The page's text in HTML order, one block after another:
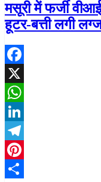
मसूरी में फर्जी
हूटर-बत्ती लगी
Facebook
X
WhatsApp
LinkedIn
Telegram
Pinterest